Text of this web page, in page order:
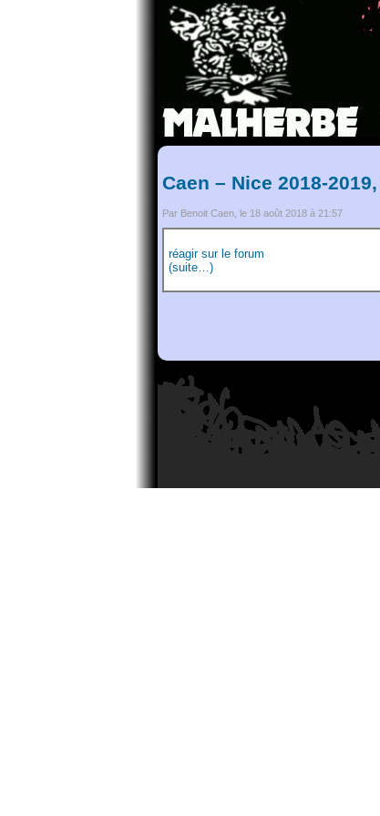
Caen – Nice 2018-
Par Benoit Caen, le 18 août 2018 à 21:57
réagir sur le forum
(suite…)